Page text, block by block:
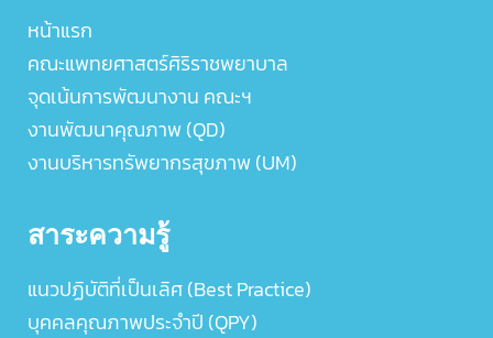
หน้าแรก
คณะแพทยศาสตร์ศิริราชพยาบาล
จุดเน้นการพัฒนางาน คณะฯ
งานพัฒนาคุณภาพ (QD)
งานบริหารทรัพยากรสุขภาพ (UM)
สาระความรู้
แนวปฏิบัติที่เป็นเลิศ (Best Practice)
บุคคลคุณภาพประจำปี (QPY)